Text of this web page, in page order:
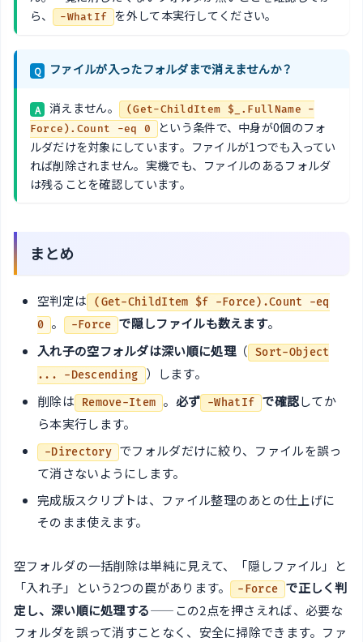
ら、
-WhatIf を外して本実行してください。
Q ファイルが入ったフォルダまで消えませんか？
A 消えません。
(Get-ChildItem $_.FullName -
Force).Count -eq 0
という条件で、中身が0個のフォ
ルダだけを対象にしています。ファイルが1つでも入ってい
れば削除されません。実機でも、ファイルのあるフォルダ
は残ることを確認しています。
まとめ
空判定は
(Get-ChildItem $f -Force).Count -eq
0
。 -Force で隠しファイルも数えます。
入れ子の空フォルダは深い順に処理（ Sort-Object
... -Descending ）します。
削除は
Remove-Item 。 必ず -WhatIf で確認してか
ら本実行します。
-Directory
でフォルダだけに絞り、ファイルを誤っ
て消さないようにします。
完成版スクリプトは、ファイル整理のあとの仕上げに
そのまま使えます。
空フォルダの一括削除は単純に見えて、「隠しファイル」と
「入れ子」という2つの罠があります。 -Force
で正しく判
定し、深い順に処理する——この2点を押さえれば、必要な
フォルダを誤って消すことなく、安全に掃除できます。ファ